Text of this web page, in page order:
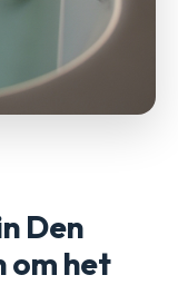
Den
om het